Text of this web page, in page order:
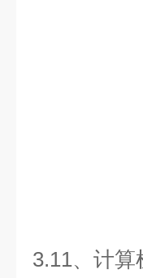
3.11、 计算